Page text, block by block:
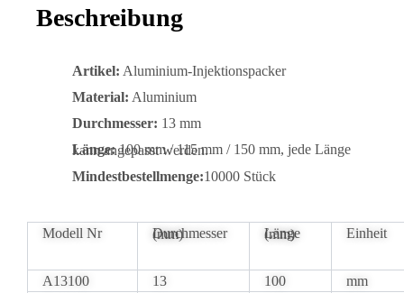
Beschreibung
Artikel: Aluminium-Injektionspacker
Material: Aluminium
Durchmesser: 13 mm
Länge:
100 mm / 115 mm / 150 mm, jede Länge kann angepasst werden.
Mindestbestellmenge:10000 Stück
Modell Nr Durchmesser (mm) Länge (mm) Einheit
A13100 13 100
mm